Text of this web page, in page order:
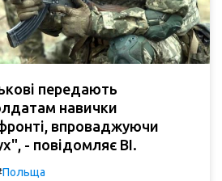
передають
навички
впроваджуючи
- повідомляє BI.
Польща